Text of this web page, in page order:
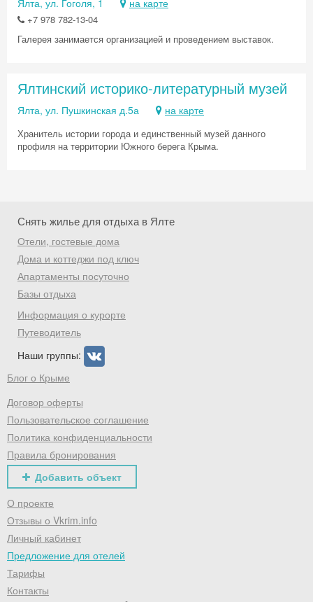
Ялта, ул. Гоголя, 1 на карте
+7 978 782-13-04
Галерея занимается организацией и проведением выставок.
Ялтинский историко-литературный музей
Ялта, ул. Пушкинская д.5а на карте
Хранитель истории города и единственный музей данного
профиля на территории Южного берега Крыма.
Снять жилье для отдыха в Ялте
Отели, гостевые дома
Дома и коттеджи под ключ
Апартаменты посуточно
Базы отдыха
Информация о курорте
Путеводитель
Наши группы:
Блог о Крыме
Договор оферты
Пользовательское соглашение
Политика конфиденциальности
Правила бронирования
Добавить объект
О проекте
Отзывы о Vkrim.info
Личный кабинет
Предложение для отелей
Тарифы
Контакты